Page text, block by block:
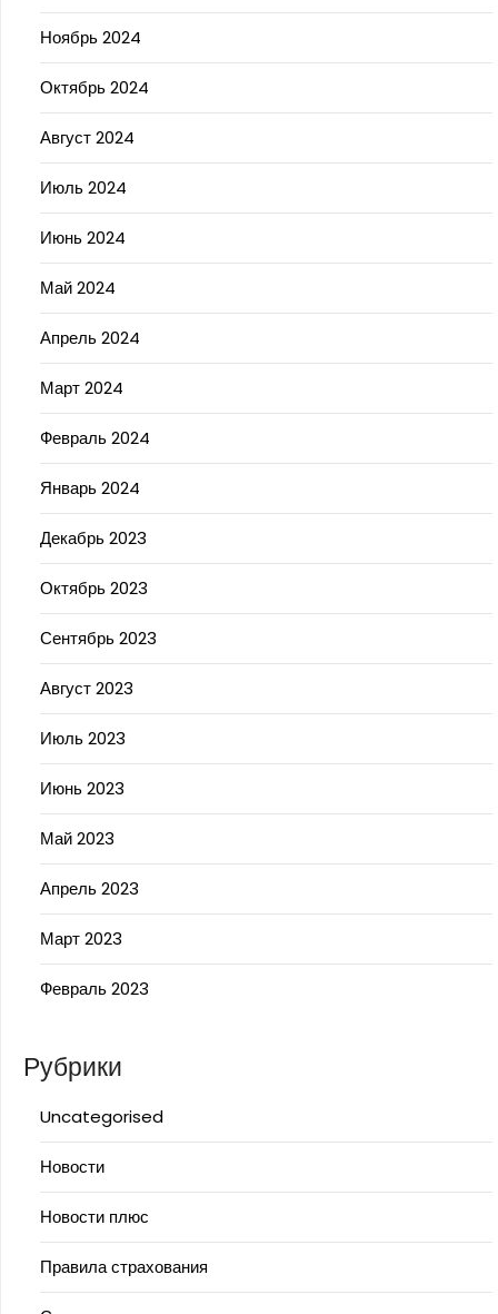
Ноябрь 2024
Октябрь 2024
Август 2024
Июль 2024
Июнь 2024
Май 2024
Апрель 2024
Март 2024
Февраль 2024
Январь 2024
Декабрь 2023
Октябрь 2023
Сентябрь 2023
Август 2023
Июль 2023
Июнь 2023
Май 2023
Апрель 2023
Март 2023
Февраль 2023
Рубрики
Uncategorised
Новости
Новости плюс
Правила страхования